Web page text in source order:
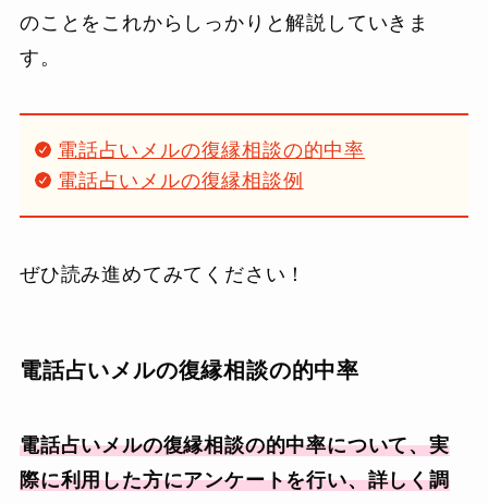
のことをこれからしっかりと解説していきま
す。
電話占いメルの復縁相談の的中率
電話占いメルの復縁相談例
ぜひ読み進めてみてください！
電話占いメルの復縁相談の的中率
電話占いメルの復縁相談の的中率について、実
際に利用した方にアンケートを行い、詳しく調